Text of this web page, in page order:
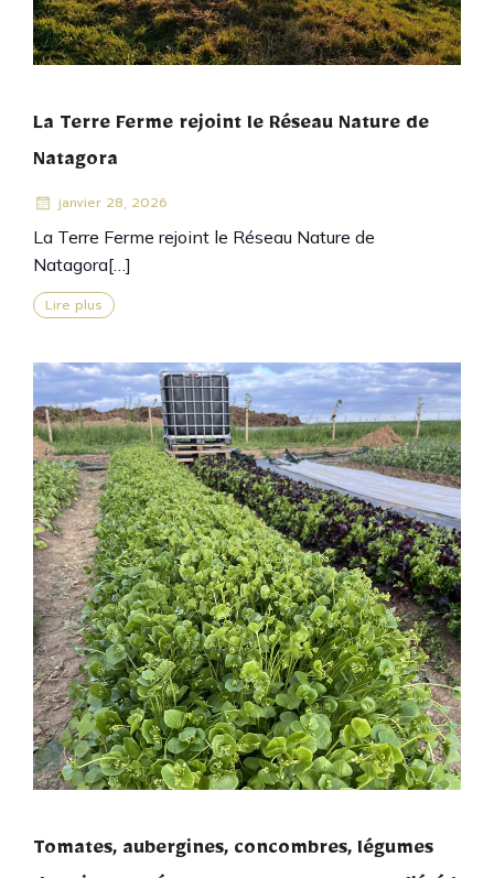
La Terre Ferme rejoint le Réseau Nature de
Natagora
janvier 28, 2026
La Terre Ferme rejoint le Réseau Nature de
Natagora[…]
Lire plus
Tomates, aubergines, concombres, légumes